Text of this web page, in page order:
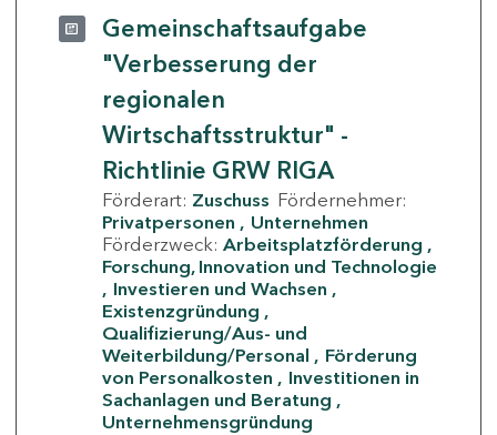
Gemeinschaftsaufgabe
"Verbesserung der
regionalen
Wirtschaftsstruktur" -
Richtlinie GRW RIGA
Förderart: Zuschuss Fördernehmer:
Privatpersonen
Unternehmen
Förderzweck: Arbeitsplatzförderung
Forschung, Innovation und Technologie
Investieren und Wachsen
Existenzgründung
Qualifizierung/Aus- und
Weiterbildung/Personal
Förderung
von Personalkosten
Investitionen in
Sachanlagen und Beratung
Unternehmensgründung